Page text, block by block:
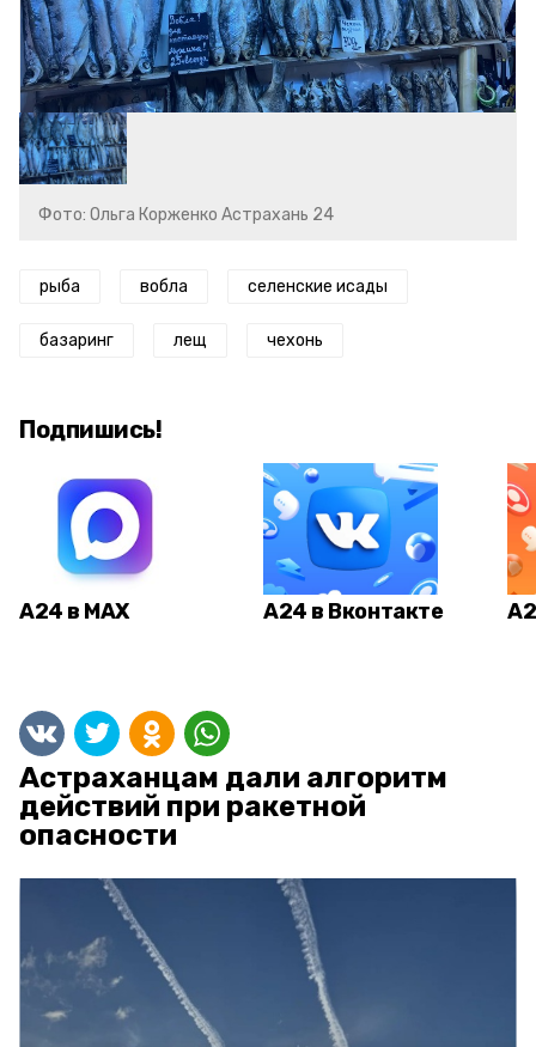
Фото: Ольга Корженко Астрахань 24
рыба вобла селенские исады
базаринг лещ чехонь
Подпишись!
А24 в MAX А24 в Вконтакте
Астраханцам дали алгоритм
действий при ракетной
опасности